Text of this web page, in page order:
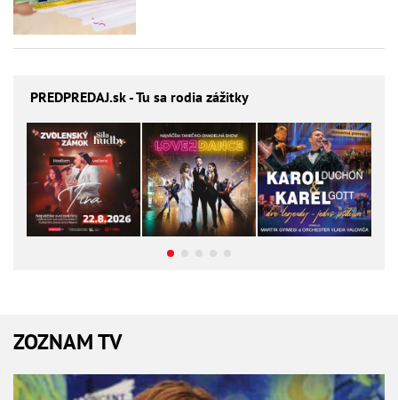
PREDPREDAJ.sk - Tu sa rodia zážitky
ZOZNAM TV